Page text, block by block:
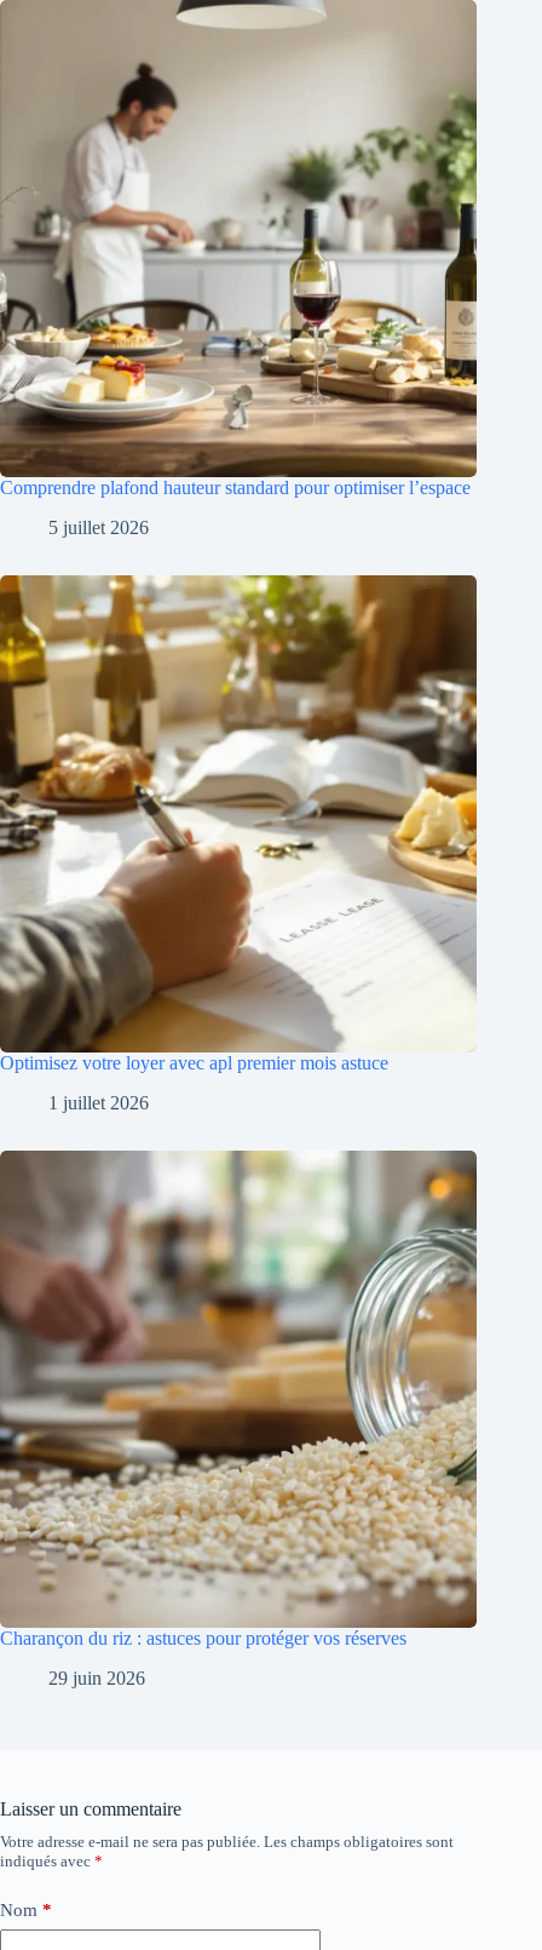
Comprendre plafond hauteur standard pour optimiser l’espace
5 juillet 2026
Optimisez votre loyer avec apl premier mois astuce
1 juillet 2026
Charançon du riz : astuces pour protéger vos réserves
29 juin 2026
Laisser un commentaire
Votre adresse e-mail ne sera pas publiée. Les champs obligatoires sont
indiqués avec *
Nom *